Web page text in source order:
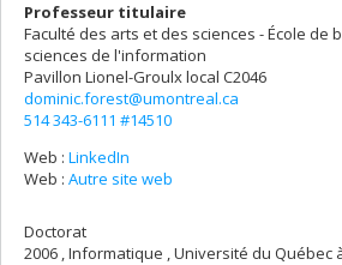
Professeur titulaire
Faculté des arts et des sciences - École de
sciences de l'information
Pavillon Lionel-Groulxlocal C2046
dominic.forest@umontreal.ca
514 343-6111 #14510
Web : LinkedIn
Web : Autre site web
Doctorat
2006 , Informatique , Université du Québec